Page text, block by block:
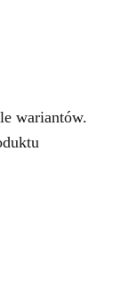
wariantów.